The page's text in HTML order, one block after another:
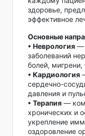
здоровье,
эффективное
Основные
• Неврология —
заболеваний
болей,
• Кардиология
сердечно-
давления и
• Терапия —
хронических и
укрепление
оздоровление